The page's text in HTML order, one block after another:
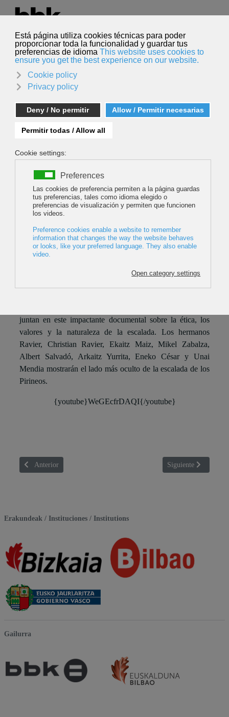
Seleccione su idioma
Español
Buscar
AL OTRO LADO DE LA CUERDA
2017, España, 60min
juntan en este impactante documental sobre la ética, los
valores y la naturaleza de la escalada. Los hermanos
Ravier, Christian Ravier, Ekaitz Maiz, Mikel Zabalza,
Albert Salvadó, Arkaitz Yurrita, Eneko César y Unai
Mendia mostrarán el lado más oculto de la escalada de los
Pirineos.
{youtube}WeGEcfrDAQI{/youtube}
Artículo anterior: ADDICTED TO ALTITUDE
Anterior Artículo siguiente:
Siguiente
Erakundeak / Instituciones / Institutions
Gailurra